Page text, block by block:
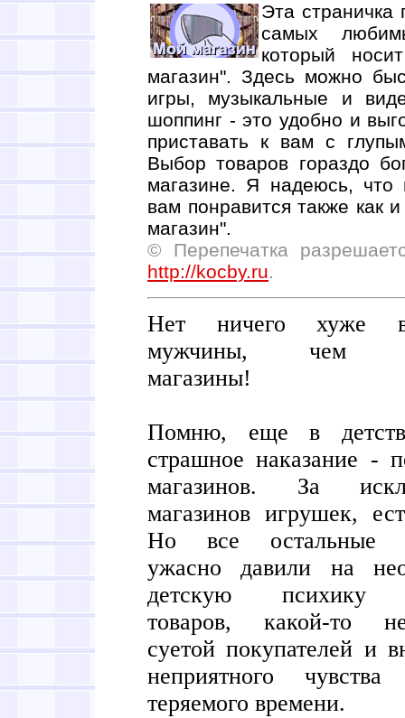
Эта
самых
который
магазин". Здесь можно
игры, музыкальные и
шоппинг - это удобно и
приставать к вам с
Выбор товаров гораздо
магазине. Я надеюсь, что
вам понравится также
магазин".
© Перепечатка
http://kocby.ru.
Нет ничего хуже
мужчины, чем
магазины!
Помню, еще в
страшное наказание -
магазинов. За
магазинов игрушек,
Но все остальные
ужасно давили на
детскую психику
товаров, какой-то
суетой покупателей и
неприятного чувства
теряемого времени.